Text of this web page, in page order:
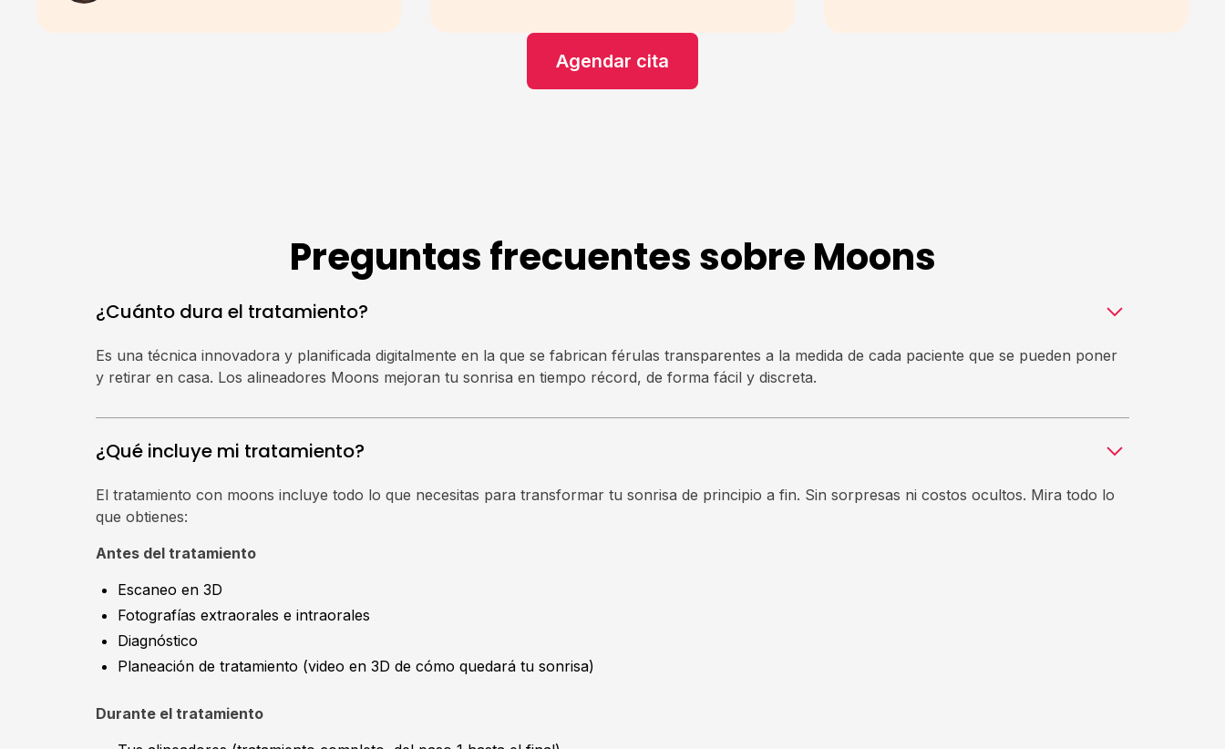
Agendar cita
Preguntas frecuentes sobre Moons
¿Cuánto dura el tratamiento?
Es una técnica innovadora y planificada digitalmente en la que se fabrican férulas transparentes a la medida de cada paciente que se pueden poner
y retirar en casa. Los alineadores Moons mejoran tu sonrisa en tiempo récord, de forma fácil y discreta.
¿Qué incluye mi tratamiento?
El tratamiento con moons incluye todo lo que necesitas para transformar tu sonrisa de principio a fin. Sin sorpresas ni costos ocultos. Mira todo lo
que obtienes:
Antes del tratamiento
Escaneo en 3D
Fotografías extraorales e intraorales
Diagnóstico
Planeación de tratamiento (video en 3D de cómo quedará tu sonrisa)
Durante el tratamiento